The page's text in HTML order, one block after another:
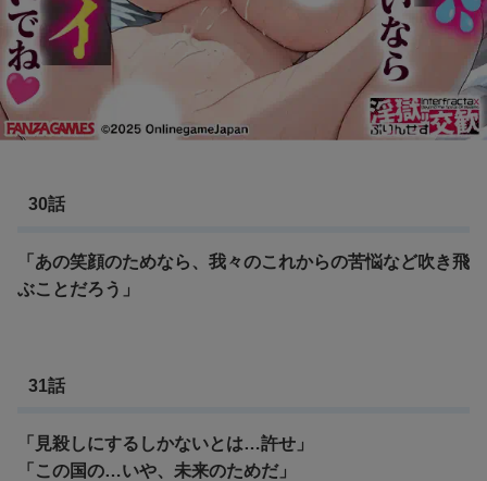
30話
「あの笑顔のためなら、我々のこれからの苦悩など吹き飛
ぶことだろう」
31話
「見殺しにするしかないとは…許せ」
「この国の…いや、未来のためだ」